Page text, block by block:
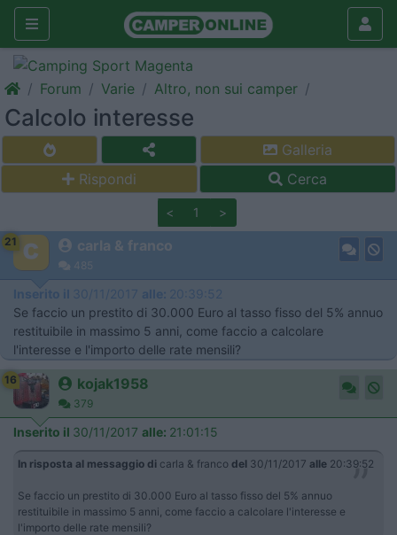
Forum Varie Altro, non sui camper
Calcolo interesse
Galleria
Rispondi
Cerca
< 1 >
21 carla & franco
485
Inserito il 30/11/2017 alle: 20:39:52
Se faccio un prestito di 30.000 Euro al tasso fisso del 5% annuo
restituibile in massimo 5 anni, come faccio a calcolare
l'interesse e l'importo delle rate mensili?
16 kojak1958
379
Inserito il 30/11/2017 alle: 21:01:15
In risposta al messaggio di carla & franco del 30/11/2017 alle 20:39:52
Se faccio un prestito di 30.000 Euro al tasso fisso del 5% annuo
restituibile in massimo 5 anni, come faccio a calcolare l'interesse e
l'importo delle rate mensili?